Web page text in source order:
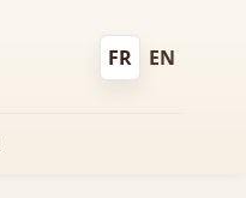
FR
Français
EN
English